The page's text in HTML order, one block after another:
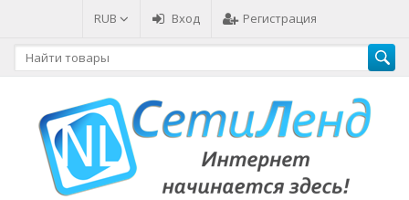
RUB Вход Регистрация